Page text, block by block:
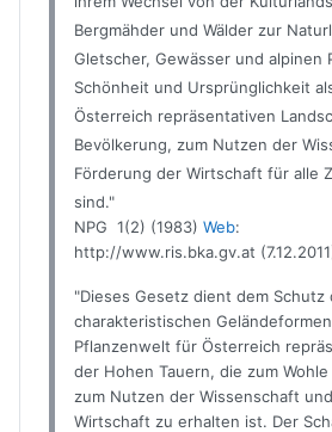
Bergmähder und Wälder zur
Gletscher, Gewässer und alpinen
Schönheit und Ursprünglichkeit
Österreich repräsentativen
Bevölkerung, zum Nutzen der
Förderung der Wirtschaft für alle
sind."
NPG 1(2) (1983) Web:
http://www.ris.bka.gv.at
"Dieses Gesetz dient dem Schutz
charakteristischen
Pflanzenwelt für Österreich
der Hohen Tauern, die zum
zum Nutzen der Wissenschaft
Wirtschaft zu erhalten ist. Der